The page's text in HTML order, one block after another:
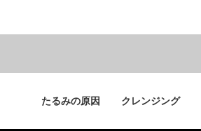
たるみの原因 クレンジング